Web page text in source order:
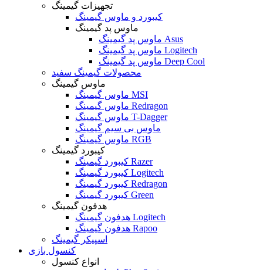
تجهیزات گیمینگ
کیبورد و ماوس گیمینگ
ماوس پد گیمینگ
ماوس پد گیمینگ Asus
ماوس پد گیمینگ Logitech
ماوس پد گیمینگ Deep Cool
محصولات گیمینگ سفید
ماوس گیمینگ
ماوس گیمینگ MSI
ماوس گیمینگ Redragon
ماوس گیمینگ T-Dagger
ماوس بی سیم گیمینگ
ماوس گیمینگ RGB
کیبورد گیمینگ
کیبورد گیمینگ Razer
کیبورد گیمینگ Logitech
کیبورد گیمینگ Redragon
کیبورد گیمینگ Green
هدفون گیمینگ
هدفون گیمینگ Logitech
هدفون گیمینگ Rapoo
اسپیکر گیمینگ
کنسول بازی
انواع کنسول